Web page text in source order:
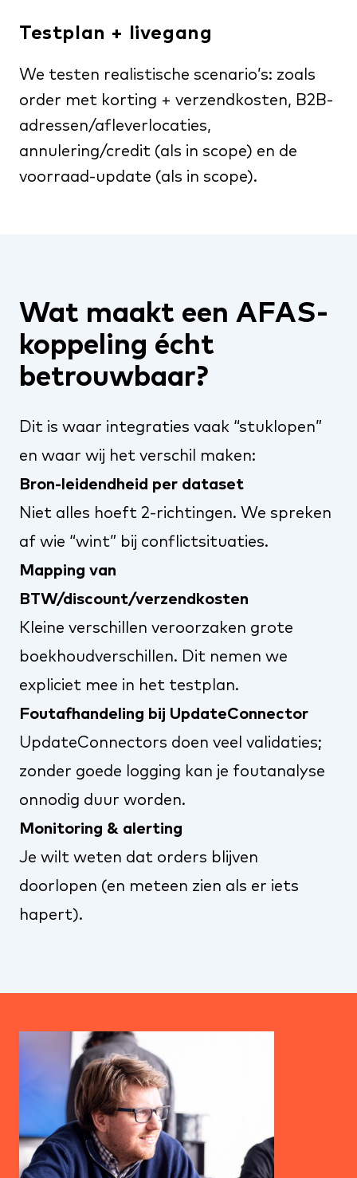
Testplan + livegang
We testen realistische scenario’s: zoals
order met korting + verzendkosten, B2B-
adressen/afleverlocaties,
annulering/credit (als in scope) en de
voorraad-update (als in scope).
Wat maakt een AFAS-
koppeling écht
betrouwbaar?
Dit is waar integraties vaak “stuklopen”
en waar wij het verschil maken:
Bron-leidendheid per dataset
Niet alles hoeft 2-richtingen. We spreken
af wie “wint” bij conflictsituaties.
Mapping van
BTW/discount/verzendkosten
Kleine verschillen veroorzaken grote
boekhoudverschillen. Dit nemen we
expliciet mee in het testplan.
Foutafhandeling bij UpdateConnector
UpdateConnectors doen veel validaties;
zonder goede logging kan je foutanalyse
onnodig duur worden.
Monitoring & alerting
Je wilt weten dat orders blijven
doorlopen (en meteen zien als er iets
hapert).